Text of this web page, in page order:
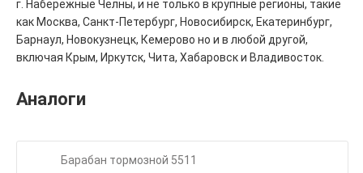
г. Набережные Челны, и не только в крупные регионы, такие
как Москва, Санкт-Петербург, Новосибирск, Екатеринбург,
Барнаул, Новокузнецк, Кемерово но и в любой другой,
включая Крым, Иркутск, Чита, Хабаровск и Владивосток.
Аналоги
Барабан тормозной 5511